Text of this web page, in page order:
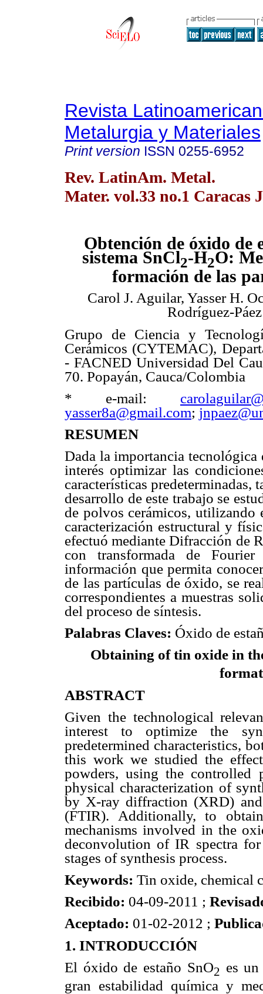
Revista
Metalurgia y Materiales
Print version ISSN 0255-6952
Rev. LatinAm. Metal.
Mater. vol.33 no.1 Caracas
Obtención de óxido de
sistemaSnCl2-H2O:
formación de las
Carol J. Aguilar, Yasser H.
Rodríguez-Páez
Grupo de Ciencia y
Cerámicos (CYTEMAC),
- FACNED Universidad Del
70. Popayán, Cauca/Colombia
* e-mail:
yasser8a@gmail.com;
RESUMEN
Dada la importancia tecnológica
interés optimizar las
características predeterminadas,
desarrollo de este trabajo se
de polvos cerámicos,
caracterización estructural y
efectuó mediante Difracción de
con transformada de
información que permita
de las partículas de óxido, se
correspondientes a muestras
del proceso de síntesis.
Palabras Claves: Óxido de
Obtaining of tin oxide in
ABSTRACT
Given the technological
interest to optimize the
predetermined characteristics,
this work we studied the
powders, using the controlled
physical characterization of
by X-ray diffraction (XRD)
(FTIR). Additionally, to
mechanisms involved in the
deconvolution of IR spectra
stages of synthesis process.
Keywords: Tin oxide, chemical
Recibido: 04-09-2011 ;
Aceptado: 01-02-2012 ;
1. INTRODUCCIÓN
El óxido de estaño SnO2 es
gran estabilidad química y